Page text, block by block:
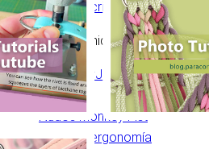
Volver a la descripción general
Tabla de contenido
1. SpeedyJig® PLUS: ideal
Regla
Nudos Monkey Fist
Diseño y ergonomía